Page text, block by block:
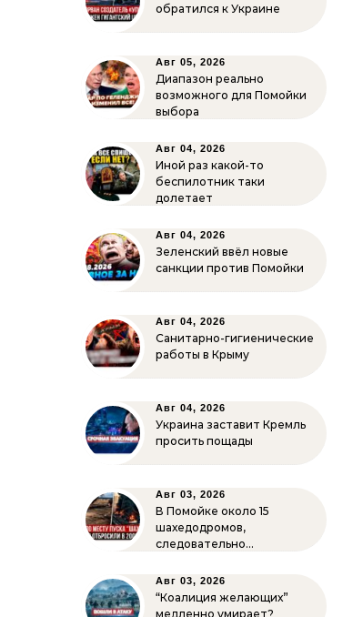
обратился к Украине
Авг 05, 2026
Диапазон реально
возможного для Помойки
выбора
Авг 04, 2026
Иной раз какой-то
беспилотник таки
долетает
Авг 04, 2026
Зеленский ввёл новые
санкции против Помойки
Авг 04, 2026
Санитарно-гигиенические
работы в Крыму
Авг 04, 2026
Украина заставит Кремль
просить пощады
Авг 03, 2026
В Помойке около 15
шахедодромов,
следовательно…
Авг 03, 2026
“Коалиция желающих”
медленно умирает?